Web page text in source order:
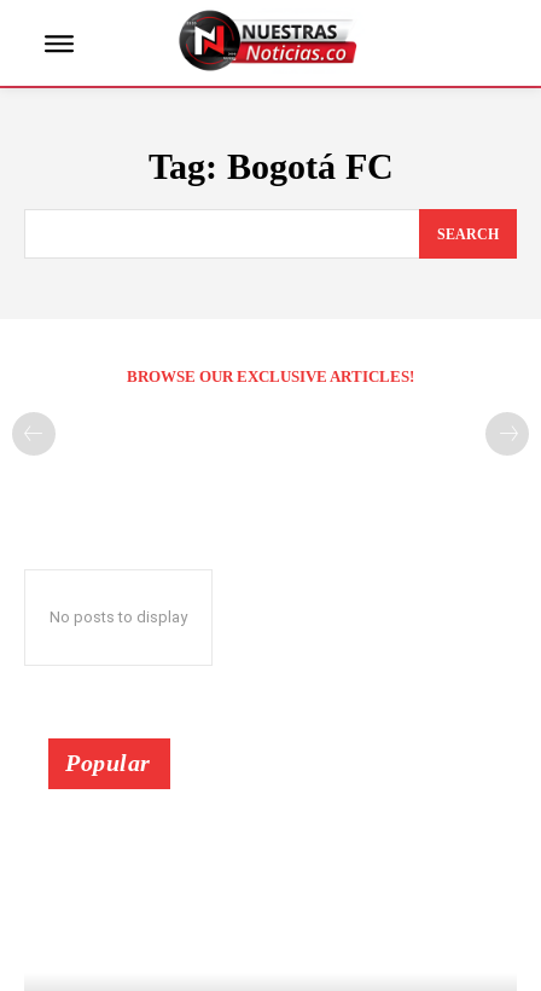
Tag: Bogotá FC
SEARCH
BROWSE OUR EXCLUSIVE ARTICLES!
No posts to display
Popular